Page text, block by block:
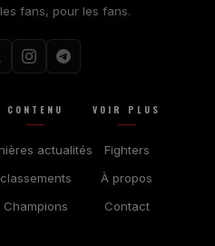
fans, pour les fans.
CONTENU
actualités
classements
Champions
VOIR PLUS
Fighters
À propos
Contact